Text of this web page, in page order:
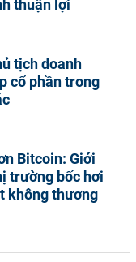
thuận lợi
tịch doanh
cổ phần trong
Bitcoin: Giới
trường bốc hơi
không thương